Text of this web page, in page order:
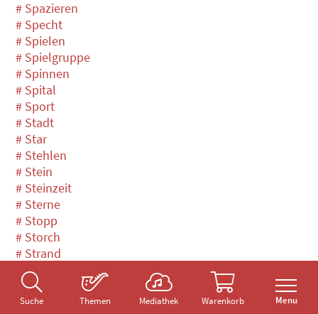
Suche Themen Mediathek Warenkorb Menu
# Spazieren
# Specht
# Spielen
# Spielgruppe
# Spinnen
# Spital
# Sport
# Stadt
# Star
# Stehlen
# Stein
# Steinzeit
# Sterne
# Stopp
# Storch
# Strand
# Streich
# Streit
# Stricken